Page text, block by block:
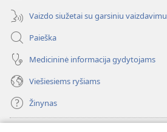
Vaizdo siužetai su garsiniu vaizdavimu
Paieška
Medicininė informacija gydytojams
Viešiesiems ryšiams
Žinynas